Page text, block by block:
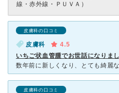
線・赤外線・ＰＵＶＡ）
皮膚科の口コミ
皮膚科
4.5
いちご状血管腫でお世話になりま
皮膚科の口コミ